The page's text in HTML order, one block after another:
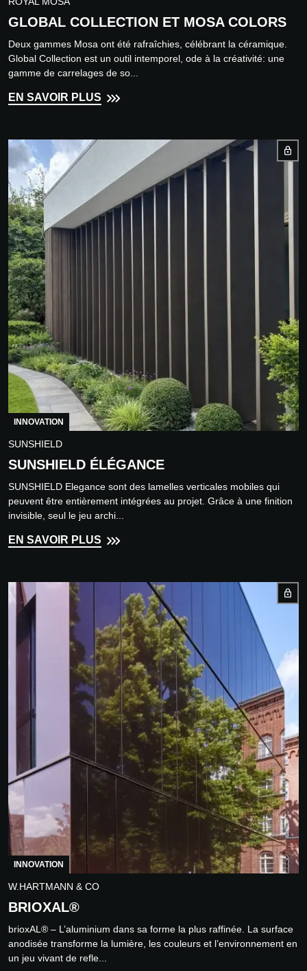
GLOBAL COLLECTION ET MOSA COLORS
Deux gammes Mosa ont été rafraîchies, célébrant la céramique.
Global Collection est un outil intemporel, ode à la créativité: une
gamme de carrelages de so...
EN SAVOIR PLUS
INNOVATION
SUNSHIELD
SUNSHIELD ÉLÉGANCE
SUNSHIELD Elegance sont des lamelles verticales mobiles qui
peuvent être entièrement intégrées au projet. Grâce à une finition
invisible, seul le jeu archi...
EN SAVOIR PLUS
INNOVATION
W.HARTMANN & CO
BRIOXAL®
brioxAL® – L’aluminium dans sa forme la plus raffinée. La surface
anodisée transforme la lumière, les couleurs et l’environnement en
un jeu vivant de refle...